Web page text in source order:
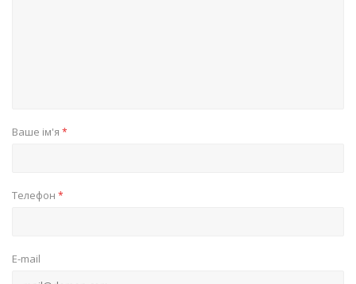
Ваше ім'я *
Телефон *
E-mail